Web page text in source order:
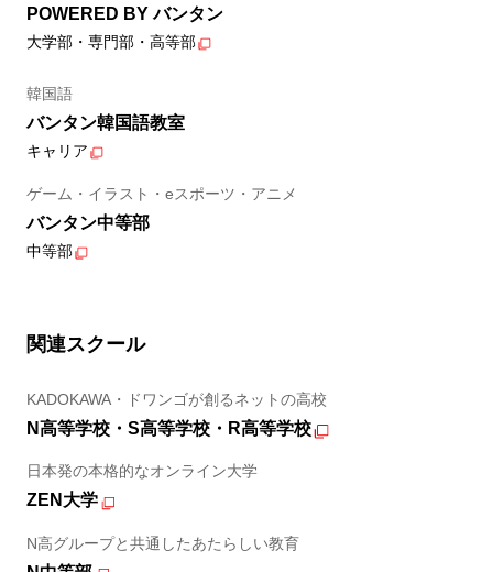
POWERED BY バンタン
大学部・専門部・高等部
韓国語
バンタン韓国語教室
キャリア
ゲーム・イラスト・eスポーツ・アニメ
バンタン中等部
中等部
関連スクール
KADOKAWA・ドワンゴが創るネットの高校
N高等学校・S高等学校・R高等学校
日本発の本格的なオンライン大学
ZEN大学
N高グループと共通したあたらしい教育